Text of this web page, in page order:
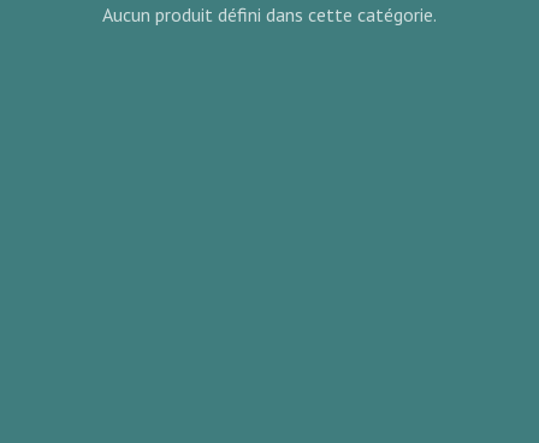
Aucun produit défini dans cette catégorie.